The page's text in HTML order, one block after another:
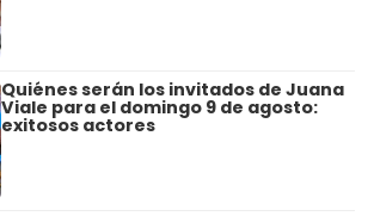
Quiénes serán los invitados de Juana
Viale para el domingo 9 de agosto:
exitosos actores